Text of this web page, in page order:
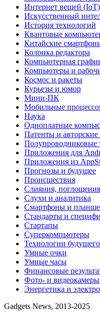
Интернет вещей (IoT)
Искусственный
История технологий
Квантовые
Китайские
Колонка редактора
Компьютерная
Компьютеры и
Космос и ракеты
Курьезы и юмор
Мини-ПК
Мобильные
Наука
Одноплатные
Патенты и авторские
Полупроводниковые
Приложения для
Приложения из
Прогнозы и будущее
Происшествия
Слияния,
Слухи и аналитика
Смартфоны и
Стандарты и
Стартапы
Суперкомпьютеры
Технологии будущего
Умные очки
Умные часы
Финансовые
Фото- и видеокамеры
Энергетика и
Gadgets News, 2013-2025